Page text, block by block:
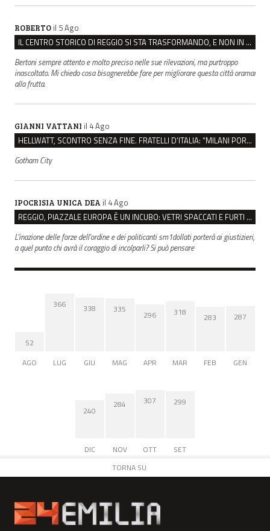
ROBERTO il 5 Ago
IL CENTRO STORICO DI REGGIO SI STA TRASFORMANDO, E NON IN MEGLIO
Bertoni sempre attento e molto preciso nelle sue rilevazioni, ma purtroppo
inascoltato. Mi chiedo cosa bisognerebbe fare per migliorare questa città oramai
alla frutta.
GIANNI VATTANI il 4 Ago
HELLWATT, SCONTRO SENZA FINE. FRATELLI D’ITALIA: “MILANI PORTA DOCUMENTI, DE FRANCO INSULTI”
Gotham City
IPOCRISIA UNICA DEA il 4 Ago
REGGIO, PIAZZALE EUROPA È UN INCUBO: VETRI SPACCATI E FURTI SULLE AUTO IN SOSTA
L'inazione delle forze dell'ordine e dei politicanti sm1dollati porterà ai giustizieri,
a quel punto chi avrà il coraggio di incolparli? Si può pensare
52
AGO
366
LUG
338
GIU
335
MAG
296
APR
318
MAR
283
FEB
287
GEN
240
DIC
284
NOV
307
OTT
299
SET
TORNA SU